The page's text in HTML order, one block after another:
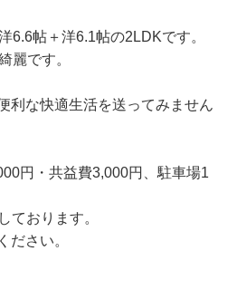
6.6帖＋洋6.1帖の2LDKです。
麗です。
利な快適生活を送ってみません
円・共益費3,000円、駐車場1
ております。
ださい。